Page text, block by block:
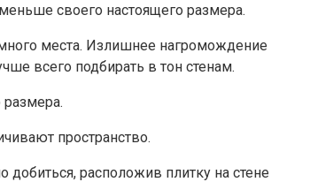
своего настоящего размера.
места. Излишнее нагромождение
всего подбирать в тон стенам.
размера.
пространство.
расположив плитку на стене